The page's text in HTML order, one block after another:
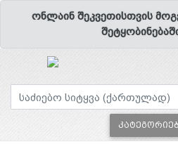
ონლაინ შეკვეთისთვის